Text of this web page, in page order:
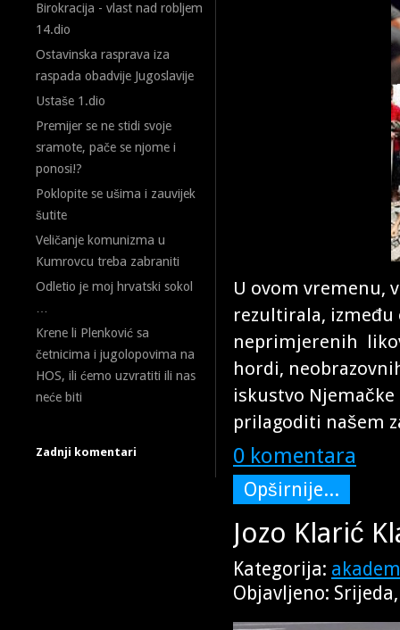
Birokracija - vlast nad robljem
14.dio
Ostavinska rasprava iza
raspada obadvije Jugoslavije
Ustaše 1.dio
Premijer se ne stidi svoje
sramote, pače se njome i
ponosi!?
Poklopite se ušima i zauvijek
šutite
Veličanje komunizma u
Kumrovcu treba zabraniti
Odletio je moj hrvatski sokol
Krene li Plenković sa
četnicima i jugolopovima na
HOS, ili ćemo uzvratiti ili nas
neće biti
Zadnji komentari
U ovom vremenu,
rezultirala, između
neprimjerenih
hordi,
iskustvo
prilagoditi našem
0 komentara
Opširnije...
Jozo Klarić
Kategorija:
Objavljeno: